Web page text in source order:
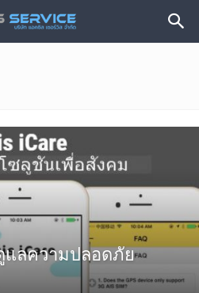
แลความปลอดภัย